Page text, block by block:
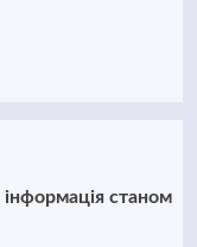
станом